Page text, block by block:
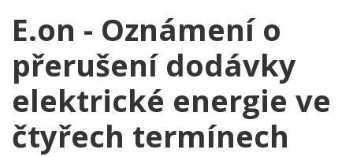
E.on - Oznámení o
přerušení dodávky
elektrické energie ve
čtyřech termínech